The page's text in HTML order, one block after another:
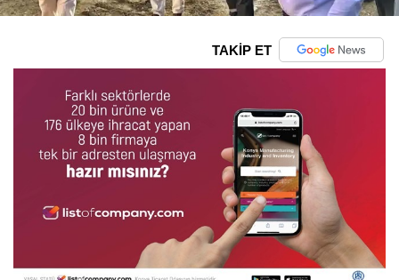
TAKİP ET